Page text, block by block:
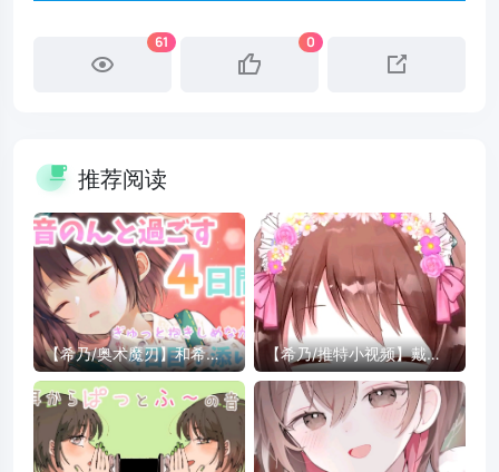
61 0
推荐阅读
【希乃/奥术魔刃】和希乃
度过的第四天【Day4.近距
离陪睡】
【希乃/推特小视频】戴戴
戴戴上了可爱的的发箍